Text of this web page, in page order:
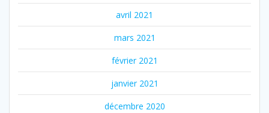
avril 2021
mars 2021
février 2021
janvier 2021
décembre 2020